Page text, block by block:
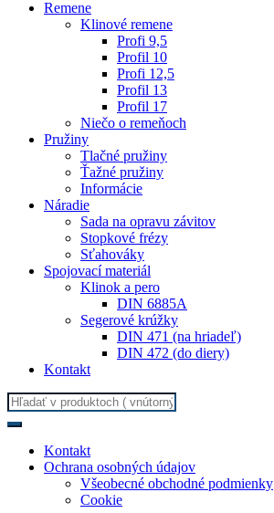
Remene
Klinové remene
Profi 9,5
Profil 10
Profi 12,5
Profil 13
Profil 17
Niečo o remeňoch
Pružiny
Tlačné pružiny
Ťažné pružiny
Informácie
Náradie
Sada na opravu závitov
Stopkové frézy
Sťahováky
Spojovací materiál
Klinok a pero
DIN 6885A
Segerové krúžky
DIN 471 (na hriadeľ)
DIN 472 (do diery)
Kontakt
Search
for:
Kontakt
Ochrana osobných údajov
Všeobecné obchodné podmienky
Cookie